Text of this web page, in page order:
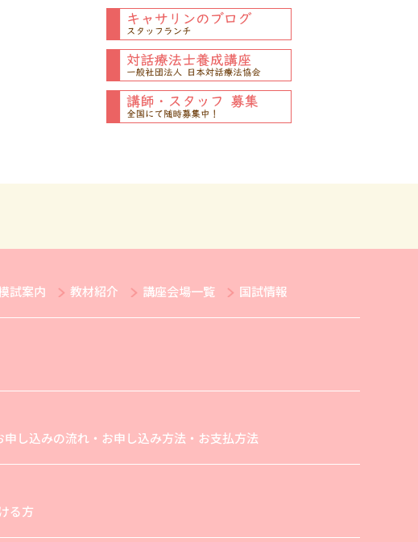
試案内 教材紹介 講座会場一覧 国試情報
申し込みの流れ・お申し込み方法・お支払方法
る方